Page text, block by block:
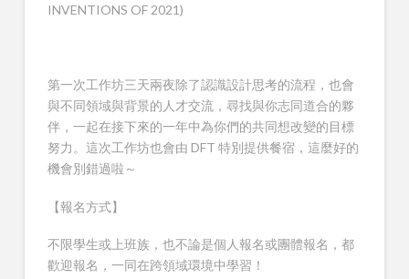
INVENTIONS OF 2021)
第一次工作坊三天兩夜除了認識設計思考的流程，也會
與不同領域與背景的人才交流，尋找與你志同道合的夥
伴，一起在接下來的一年中為你們的共同想改變的目標
努力。這次工作坊也會由 DFT 特別提供餐宿，這麼好的
機會別錯過啦～
【報名方式】
不限學生或上班族，也不論是個人報名或團體報名，都
歡迎報名，一同在跨領域環境中學習！